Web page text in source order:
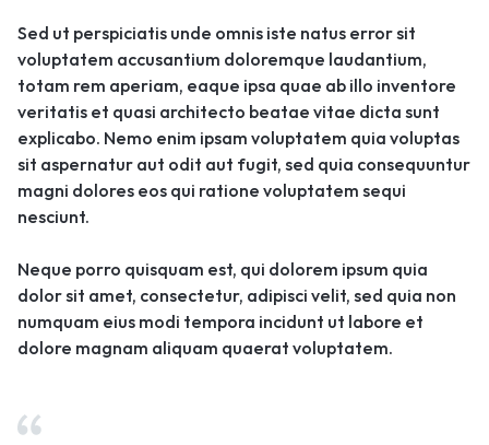
Sed ut perspiciatis unde omnis iste natus error sit
voluptatem accusantium doloremque laudantium,
totam rem aperiam, eaque ipsa quae ab illo inventore
veritatis et quasi architecto beatae vitae dicta sunt
explicabo. Nemo enim ipsam voluptatem quia voluptas
sit aspernatur aut odit aut fugit, sed quia consequuntur
magni dolores eos qui ratione voluptatem sequi
nesciunt.
Neque porro quisquam est, qui dolorem ipsum quia
dolor sit amet, consectetur, adipisci velit, sed quia non
numquam eius modi tempora incidunt ut labore et
dolore magnam aliquam quaerat voluptatem.